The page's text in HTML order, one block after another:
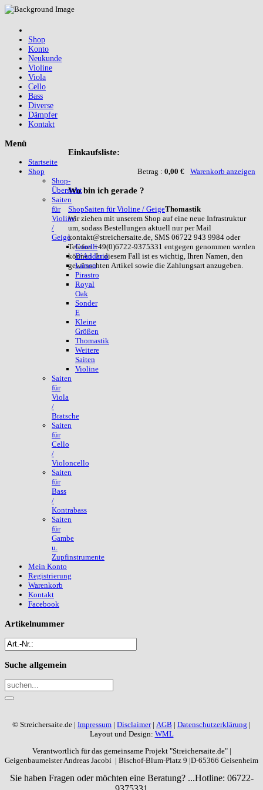
Shop
Konto
Neukunde
Violine
Viola
Cello
Bass
Diverse
Dämpfer
Kontakt
Einkaufsliste:
Betrag : 0,00 € Warenkorb anzeigen
Wobin ich gerade ?
ShopSaiten für Violine / GeigeThomastik
Wir ziehen mit unserem Shop auf eine neue Infrastruktur
um, sodass Bestellungen aktuell nur per Mail
kontakt@streichersaite.de, SMS 06722 943 9984 oder
Telefon +49(0)6722-9375331 entgegen genommen werden
können. In diesem Fall ist es wichtig, Ihren Namen, den
gewünschten Artikel sowie die Zahlungsart anzugeben.
Menü
Startseite
Shop
Shop-
Übersicht
Saiten
für
Violine
/
Geige
Corelli
D`Addario
Larsen
Pirastro
Royal
Oak
Sonder
E
Kleine
Größen
Thomastik
Weitere
Saiten
Violine
Saiten
für
Viola
/
Bratsche
Saiten
für
Cello
/
Violoncello
Saiten
für
Bass
/
Kontrabass
Saiten
für
Gambe
u.
Zupfinstrumente
Mein Konto
Registrierung
Warenkorb
Kontakt
Facebook
Artikelnummer
Suche allgemein
© Streichersaite.de | Impressum | Disclaimer| AGB | Datenschutzerklärung |
Layout und Design: WML
Verantwortlich für das gemeinsame Projekt "Streichersaite.de" |
Geigenbaumeister Andreas Jacobi | Bischof-Blum-Platz 9 |D-65366 Geisenheim
Sie haben Fragen oder möchten eine Beratung? ...Hotline: 06722-